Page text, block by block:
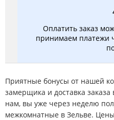
Оплатить заказ
принимаем платежи
Приятные бонусы от нашей
замерщика и доставка
нам, вы уже через неделю
межкомнатные в Зельве.